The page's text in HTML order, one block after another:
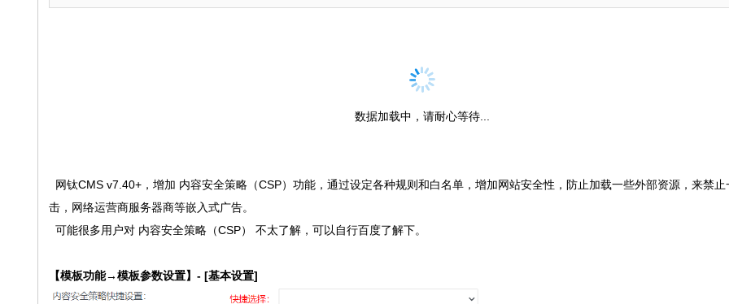
数据加载中，请耐心等待...
网钛CMS v7.40+，增加 内容安全策略（CSP）功能，通过设定各种规则和白名单，增加网站安全性，防止加载一些外部资源，来禁止
击，网络运营商服务器商等嵌入式广告。
可能很多用户对 内容安全策略（CSP） 不太了解，可以自行百度了解下。
【模板功能→模板参数设置】- [基本设置]